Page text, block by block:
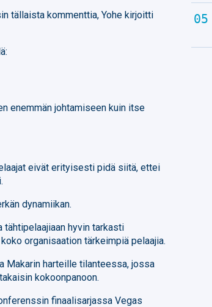
tällaista kommenttia, Yohe kirjoitti
enemmän johtamiseen kuin itse
eivät erityisesti pidä siitä, ettei
dynamiikan.
tähtipelaajiaan hyvin tarkasti
organisaation tärkeimpiä pelaajia.
Makarin harteille tilanteessa, jossa
kokoonpanoon.
finaalisarjassa Vegas